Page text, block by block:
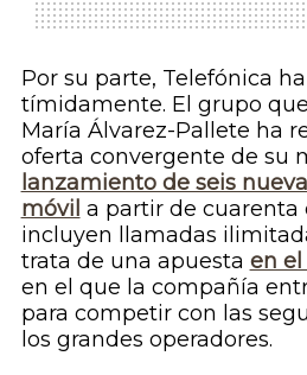
Por su parte, Telefónica
tímidamente. El grupo
María Álvarez-Pallete ha
oferta convergente de su
lanzamiento de seis
móvil a partir de cuarenta
incluyen llamadas
trata de una apuesta en
en el que la compañía
para competir con las
los grandes operadores.